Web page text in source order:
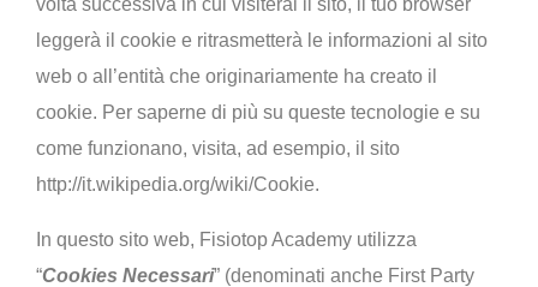
volta successiva in cui visiterai il sito, il tuo browser
leggerà il cookie e ritrasmetterà le informazioni al sito
web o all’entità che originariamente ha creato il
cookie. Per saperne di più su queste tecnologie e su
come funzionano, visita, ad esempio, il sito
http://it.wikipedia.org/wiki/Cookie.
In questo sito web, Fisiotop Academy utilizza
“Cookies Necessari” (denominati anche First Party